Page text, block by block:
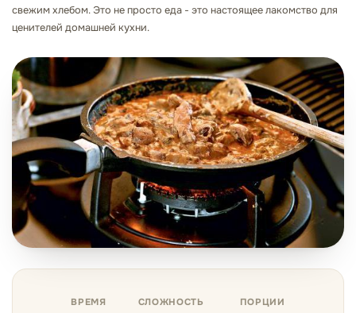
свежим хлебом. Это не просто еда - это настоящее лакомство для
ценителей домашней кухни.
ВРЕМЯ СЛОЖНОСТЬ ПОРЦИИ